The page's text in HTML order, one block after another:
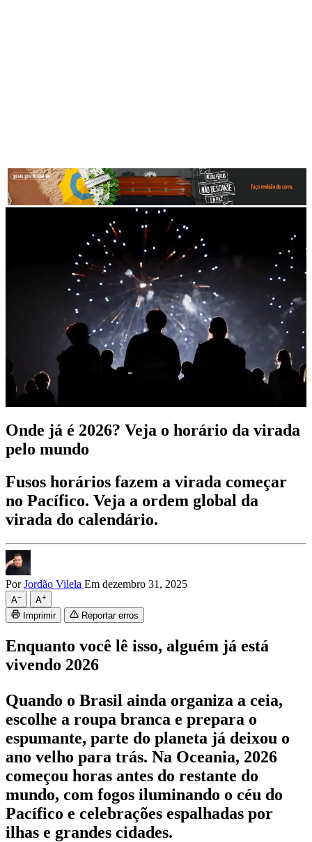
Onde já é 2026? Veja o horário da virada
pelo mundo
Fusos horários fazem a virada começar
no Pacífico. Veja a ordem global da
virada do calendário.
PorJordão Vilela Em dezembro 31, 2025
A− A+
Imprimir Reportar erros
Enquanto você lê isso, alguém já está
vivendo 2026
Quando o Brasil ainda organiza a ceia,
escolhe a roupa branca e prepara o
espumante, parte do planeta já deixou o
ano velho para trás. Na Oceania, 2026
começou horas antes do restante do
mundo, com fogos iluminando o céu do
Pacífico e celebrações espalhadas por
ilhas e grandes cidades.